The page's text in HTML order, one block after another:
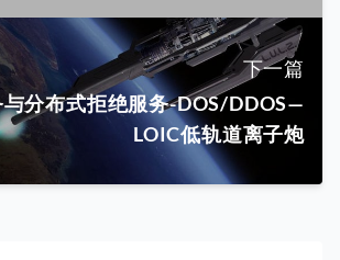
下一篇
分布式拒绝服务-DOS/DDOS—
LOIC低轨道离子炮